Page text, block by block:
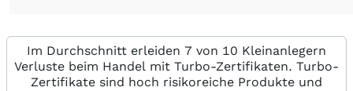
Im Durchschnitt erleiden 7 von 10 Kleinanlegern
Verluste beim Handel mit Turbo-Zertifikaten. Turbo-
Zertifikate sind hoch risikoreiche Produkte und